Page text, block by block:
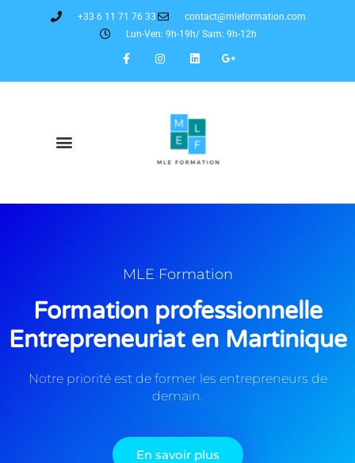
+33 6 11 71 76 33
contact@mleformation.com
Lun-Ven: 9h-19h/ Sam: 9h-12h
MLE Formation
Formation professionnelle
Entrepreneuriat en Martinique
Notre priorité est de former les entrepreneurs de
demain.
En savoir plus